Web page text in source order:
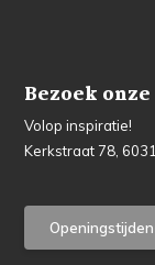
Bezoek
Volop inspiratie!
Kerkstraat 78,
Openingstijden